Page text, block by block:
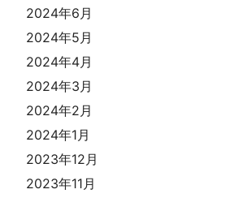
2024年6月
2024年5月
2024年4月
2024年3月
2024年2月
2024年1月
2023年12月
2023年11月